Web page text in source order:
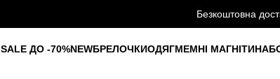
Безкоштовна
SALE ДО -70%NEWБРЕЛОЧКИОДЯГМЕМНІ МАГНІТИ